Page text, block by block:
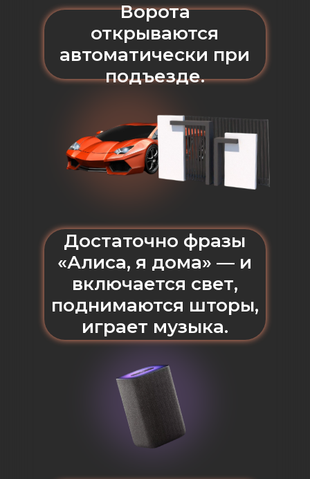
Ворота
открываются
автоматически при
подъезде.
Достаточно фразы
«Алиса, я дома» — и
включается свет,
поднимаются шторы,
играет музыка.